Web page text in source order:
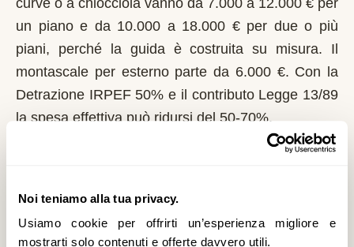
Noi teniamo alla tua privacy.
Usiamo cookie per offrirti un’esperienza migliore e
mostrarti solo contenuti e offerte davvero utili.
curve o a chiocciola vanno da 7.000 a 12.000 € per
un piano e da 10.000 a 18.000 € per due o più
piani, perché la guida è costruita su misura. Il
montascale per esterno parte da 6.000 €. Con la
Detrazione IRPEF 50% e il contributo Legge 13/89
la spesa effettiva può ridursi del 50-70%.
13/89 con L.R. 6/1989. Domanda al Comune entro